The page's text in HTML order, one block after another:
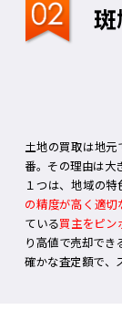
土地の買取は地
番。その理由は大
１つは、地域の特
の精度が高く適切
ている買主をピン
り高値で売却でき
確かな査定額で、